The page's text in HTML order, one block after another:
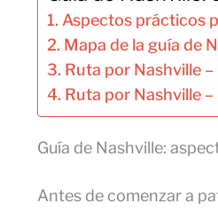
Aspectos prácticos
Mapa de la guía de
Ruta por Nashville –
Ruta por Nashville –
Guía de Nashville:
Antes de comenzar a